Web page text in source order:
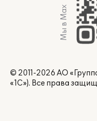
Мы в Max
© 2011-2026 АО
«1С»). Все права